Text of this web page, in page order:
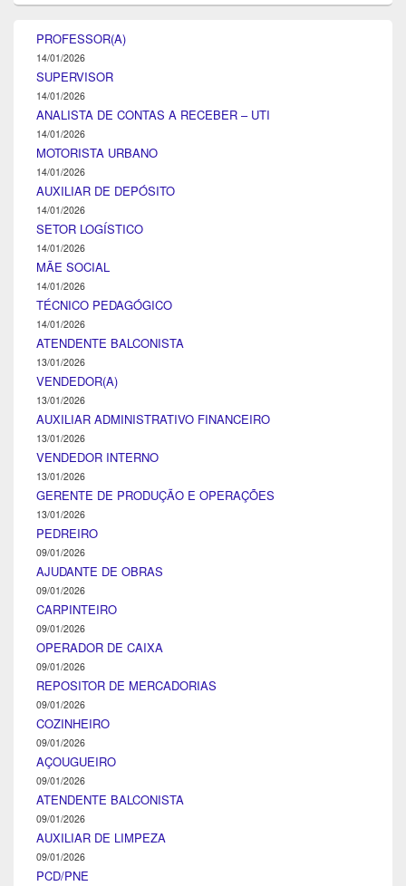
PROFESSOR(A)
14/01/2026
SUPERVISOR
14/01/2026
ANALISTA DE CONTAS A RECEBER – UTI
14/01/2026
MOTORISTA URBANO
14/01/2026
AUXILIAR DE DEPÓSITO
14/01/2026
SETOR LOGÍSTICO
14/01/2026
MÃE SOCIAL
14/01/2026
TÉCNICO PEDAGÓGICO
14/01/2026
ATENDENTE BALCONISTA
13/01/2026
VENDEDOR(A)
13/01/2026
AUXILIAR ADMINISTRATIVO FINANCEIRO
13/01/2026
VENDEDOR INTERNO
13/01/2026
GERENTE DE PRODUÇÃO E OPERAÇÕES
13/01/2026
PEDREIRO
09/01/2026
AJUDANTE DE OBRAS
09/01/2026
CARPINTEIRO
09/01/2026
OPERADOR DE CAIXA
09/01/2026
REPOSITOR DE MERCADORIAS
09/01/2026
COZINHEIRO
09/01/2026
AÇOUGUEIRO
09/01/2026
ATENDENTE BALCONISTA
09/01/2026
AUXILIAR DE LIMPEZA
09/01/2026
PCD/PNE